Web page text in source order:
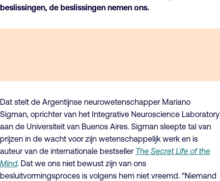
beslissingen, de beslissingen nemen ons.
Dat stelt de Argentijnse neurowetenschapper Mariano
Sigman, oprichter van het Integrative Neuroscience Laboratory
aan de Universiteit van Buenos Aires. Sigman sleepte tal van
prijzen in de wacht voor zijn wetenschappelijk werk en is
auteur van de internationale bestseller The Secret Life of the
Mind. Dat we ons niet bewust zijn van ons
besluitvormingsproces is volgens hem niet vreemd. “Niemand